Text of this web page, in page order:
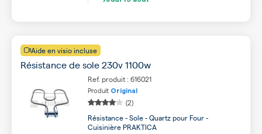
Aide en visio incluse
Résistance de sole 230v 1100w
Ref. produit : 616021
Produit Original
(2)
Résistance - Sole - Quartz pour Four -
Cuisinière PRAKTICA